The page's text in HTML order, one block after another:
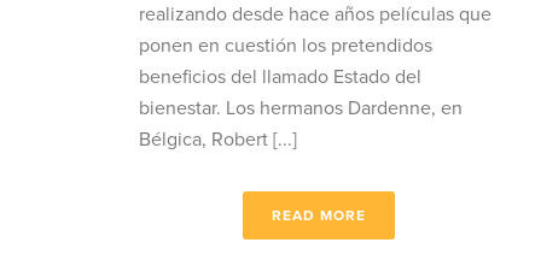
realizando desde hace años películas que
ponen en cuestión los pretendidos
beneficios del llamado Estado del
bienestar. Los hermanos Dardenne, en
Bélgica, Robert [...]
READ MORE